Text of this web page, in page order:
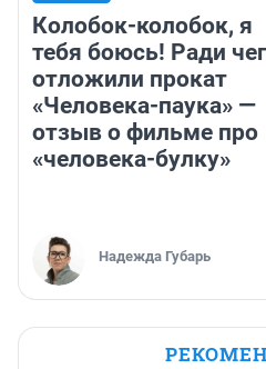
Колобок-колобок, я
тебя боюсь! Ради
отложили прокат
«Человека-паука» —
отзыв о фильме про
«человека-булку»
Надежда Губарь